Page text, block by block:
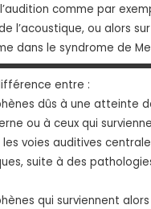
comme par
l’acoustique, ou alors
dans le syndrome de
entre :
dûs à une atteinte
ou à ceux qui
les voies auditives
suite à des
qui surviennent alors